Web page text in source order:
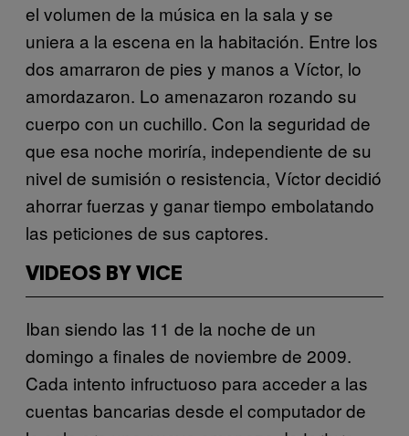
el volumen de la música en la sala y se
uniera a la escena en la habitación. Entre los
dos amarraron de pies y manos a Víctor, lo
amordazaron. Lo amenazaron rozando su
cuerpo con un cuchillo. Con la seguridad de
que esa noche moriría, independiente de su
nivel de sumisión o resistencia, Víctor decidió
ahorrar fuerzas y ganar tiempo embolatando
las peticiones de sus captores.
VIDEOS BY VICE
Iban siendo las 11 de la noche de un
domingo a finales de noviembre de 2009.
Cada intento infructuoso para acceder a las
cuentas bancarias desde el computador de